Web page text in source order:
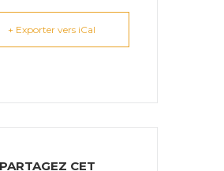
+ Exporter vers iCal
PARTAGEZ CET